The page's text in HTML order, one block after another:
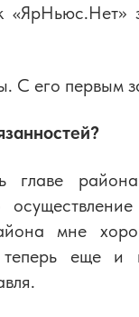
С его первым
района
мне
еще и